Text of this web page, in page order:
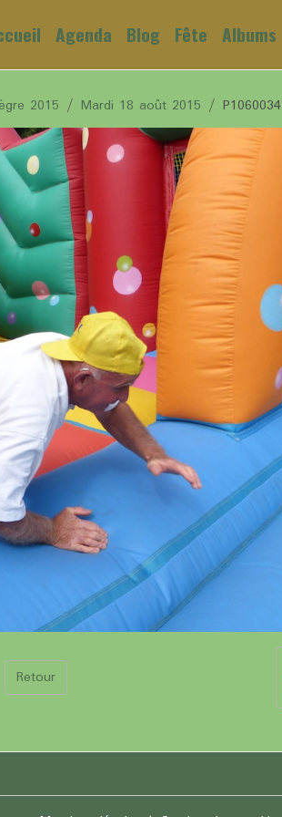
Agenda Blog Fête Albums
2015 Mardi 18 août 2015 P1060034
Retour